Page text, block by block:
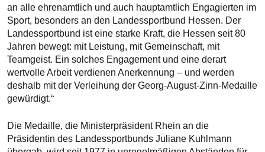
an alle ehrenamtlich und auch hauptamtlich Engagierten im
Sport, besonders an den Landessportbund Hessen. Der
Landessportbund ist eine starke Kraft, die Hessen seit 80
Jahren bewegt: mit Leistung, mit Gemeinschaft, mit
Teamgeist. Ein solches Engagement und eine derart
wertvolle Arbeit verdienen Anerkennung – und werden
deshalb mit der Verleihung der Georg-August-Zinn-Medaille
gewürdigt.“
Die Medaille, die Ministerpräsident Rhein an die
Präsidentin des Landessportbunds Juliane Kuhlmann